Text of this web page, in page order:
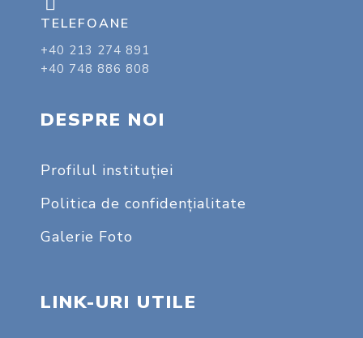
TELEFOANE
+40 213 274 891
+40 748 886 808
DESPRE NOI
Profilul instituţiei
Politica de confidențialitate
Galerie Foto
LINK-URI UTILE